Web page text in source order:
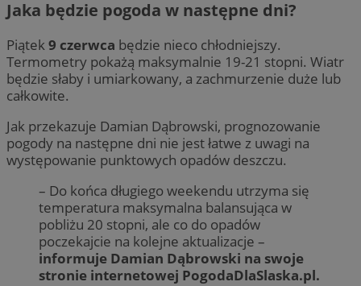
Jaka będzie pogoda w następne dni?
Piątek9 czerwca będzie nieco chłodniejszy.
Termometry pokażą maksymalnie 19-21 stopni. Wiatr
będzie słaby i umiarkowany, a zachmurzenie duże lub
całkowite.
Jak przekazuje Damian Dąbrowski, prognozowanie
pogody na następne dni nie jest łatwe z uwagi na
występowanie punktowych opadów deszczu.
– Do końca długiego weekendu utrzyma się
temperatura maksymalna balansująca w
pobliżu 20 stopni, ale co do opadów
poczekajcie na kolejne aktualizacje –
informuje Damian Dąbrowski na swoje
stronie internetowej PogodaDlaSlaska.pl.